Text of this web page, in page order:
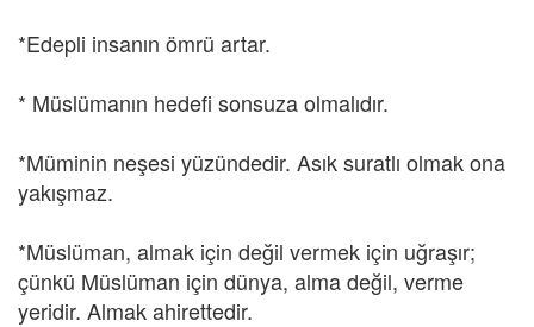
*Edepli insanın ömrü artar.
* Müslümanın hedefi sonsuza olmalıdır.
*Müminin neşesi yüzündedir. Asık suratlı olmak ona
yakışmaz.
*Müslüman, almak için değil vermek için uğraşır;
çünkü Müslüman için dünya, alma değil, verme
yeridir. Almak ahirettedir.